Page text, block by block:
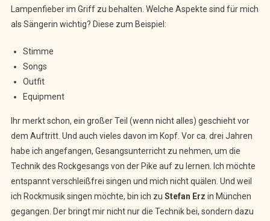
Lampenfieber im Griff zu behalten. Welche Aspekte sind für mich
als Sängerin wichtig? Diese zum Beispiel:
Stimme
Songs
Outfit
Equipment
Ihr merkt schon, ein großer Teil (wenn nicht alles) geschieht vor
dem Auftritt. Und auch vieles davon im Kopf. Vor ca. drei Jahren
habe ich angefangen, Gesangsunterricht zu nehmen, um die
Technik des Rockgesangs von der Pike auf zu lernen. Ich möchte
entspannt verschleißfrei singen und mich nicht quälen. Und weil
ich Rockmusik singen möchte, bin ich zu Stefan Erz in München
gegangen. Der bringt mir nicht nur die Technik bei, sondern dazu